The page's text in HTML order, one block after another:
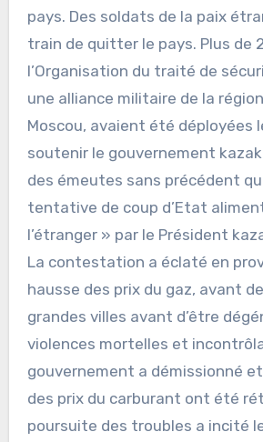
pays. Des soldats de la paix
train de quitter le pays. Plus de
l’Organisation du traité de
une alliance militaire de la
Moscou, avaient été déployées
soutenir le gouvernement
des émeutes sans précédent
tentative de coup d’Etat
l’étranger » par le Président
La contestation a éclaté en
hausse des prix du gaz, avant
grandes villes avant d’être
violences mortelles et
gouvernement a démissionné
des prix du carburant ont été
poursuite des troubles a incité